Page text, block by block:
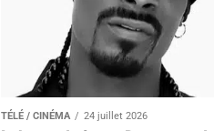
TÉLÉ / CINÉMA 24 juillet 2026